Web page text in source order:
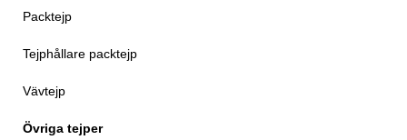
Packtejp
Tejphållare packtejp
Vävtejp
Övriga tejper